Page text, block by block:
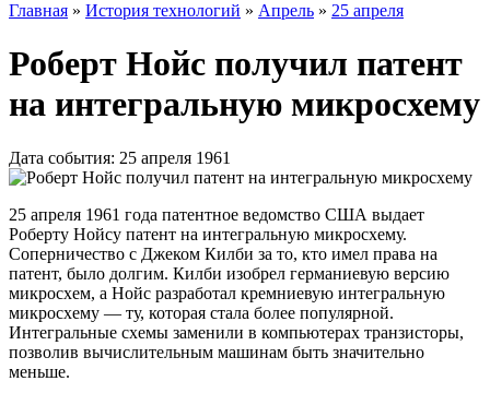
Главная » История технологий » Апрель » 25 апреля
Роберт Нойс получил патент
на интегральную микросхему
Дата события: 25 апреля 1961
25 апреля 1961 года патентное ведомство США выдает
Роберту Нойсу патент на интегральную микросхему.
Соперничество с Джеком Килби за то, кто имел права на
патент, было долгим. Килби изобрел германиевую версию
микросхем, а Нойс разработал кремниевую интегральную
микросхему — ту, которая стала более популярной.
Интегральные схемы заменили в компьютерах транзисторы,
позволив вычислительным машинам быть значительно
меньше.